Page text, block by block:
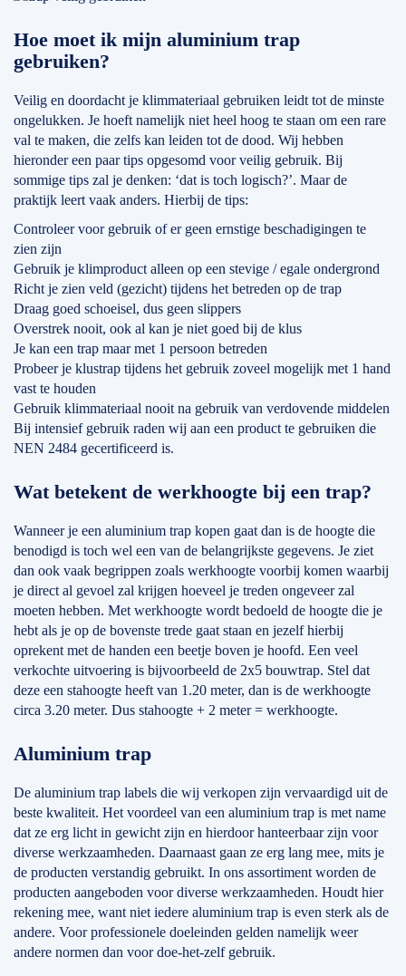
Hoe moet ik mijn aluminium trap
gebruiken?
Veilig en doordacht je klimmateriaal gebruiken leidt tot de minste
ongelukken. Je hoeft namelijk niet heel hoog te staan om een rare
val te maken, die zelfs kan leiden tot de dood. Wij hebben
hieronder een paar tips opgesomd voor veilig gebruik. Bij
sommige tips zal je denken: ‘dat is toch logisch?’. Maar de
praktijk leert vaak anders. Hierbij de tips:
Controleer voor gebruik of er geen ernstige beschadigingen te
zien zijn
Gebruik je klimproduct alleen op een stevige / egale ondergrond
Richt je zien veld (gezicht) tijdens het betreden op de trap
Draag goed schoeisel, dus geen slippers
Overstrek nooit, ook al kan je niet goed bij de klus
Je kan een trap maar met 1 persoon betreden
Probeer je klustrap tijdens het gebruik zoveel mogelijk met 1 hand
vast te houden
Gebruik klimmateriaal nooit na gebruik van verdovende middelen
Bij intensief gebruik raden wij aan een product te gebruiken die
NEN 2484 gecertificeerd is.
Wat betekent de werkhoogte bij een trap?
Wanneer je een aluminium trap kopen gaat dan is de hoogte die
benodigd is toch wel een van de belangrijkste gegevens. Je ziet
dan ook vaak begrippen zoals werkhoogte voorbij komen waarbij
je direct al gevoel zal krijgen hoeveel je treden ongeveer zal
moeten hebben. Met werkhoogte wordt bedoeld de hoogte die je
hebt als je op de bovenste trede gaat staan en jezelf hierbij
oprekent met de handen een beetje boven je hoofd. Een veel
verkochte uitvoering is bijvoorbeeld de 2x5 bouwtrap. Stel dat
deze een stahoogte heeft van 1.20 meter, dan is de werkhoogte
circa 3.20 meter. Dus stahoogte + 2 meter = werkhoogte.
Aluminium trap
De aluminium trap labels die wij verkopen zijn vervaardigd uit de
beste kwaliteit. Het voordeel van een aluminium trap is met name
dat ze erg licht in gewicht zijn en hierdoor hanteerbaar zijn voor
diverse werkzaamheden. Daarnaast gaan ze erg lang mee, mits je
de producten verstandig gebruikt. In ons assortiment worden de
producten aangeboden voor diverse werkzaamheden. Houdt hier
rekening mee, want niet iedere aluminium trap is even sterk als de
andere. Voor professionele doeleinden gelden namelijk weer
andere normen dan voor doe-het-zelf gebruik.